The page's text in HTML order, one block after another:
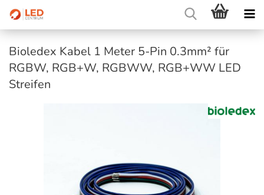
Bioledex Kabel 1 Meter 5-Pin 0.3mm² für
RGBW, RGB+W, RGBWW, RGB+WW LED
Streifen